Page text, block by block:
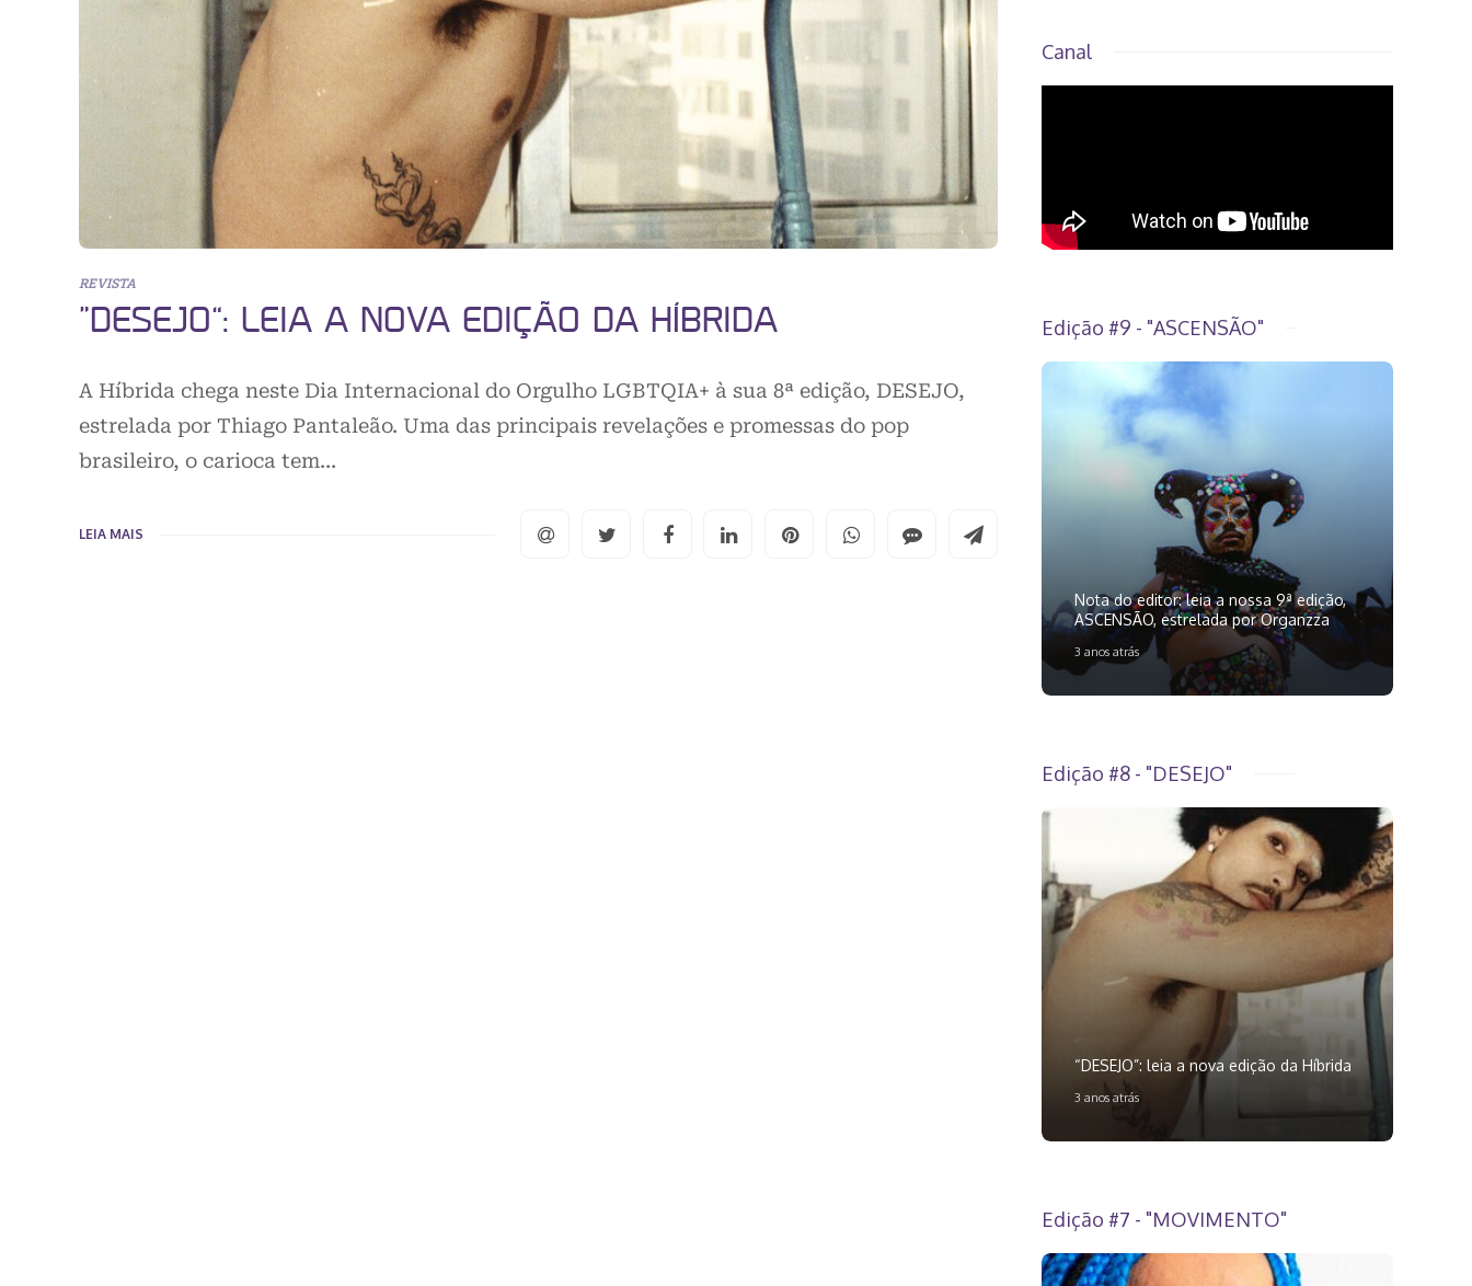
REVISTA
“DESEJO”: LEIA A NOVA EDIÇÃO DA HÍBRIDA
A Híbrida chega neste Dia Internacional do Orgulho LGBTQIA+ à sua 8ª edição, DESEJO,
estrelada por Thiago Pantaleão. Uma das principais revelações e promessas do pop
brasileiro, o carioca tem…
LEIA MAIS
Canal
Edição #9 - "ASCENSÃO"
Nota do editor: leia a nossa 9ª edição,
ASCENSÃO, estrelada por Organzza
3 anos atrás
Edição #8 - "DESEJO"
“DESEJO”: leia a nova edição da Híbrida
3 anos atrás
Edição #7 - "MOVIMENTO"